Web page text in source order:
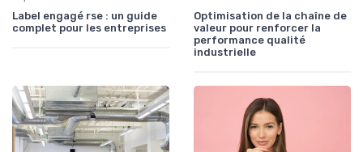
Label engagé rse : un guide
complet pour les entreprises
Optimisation de la chaîne de
valeur pour renforcer la
performance qualité
industrielle